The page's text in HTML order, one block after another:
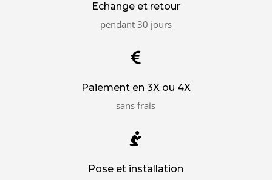
Echange et retour
pendant 30 jours

Paiement en 3X ou 4X
sans frais

Pose et installation